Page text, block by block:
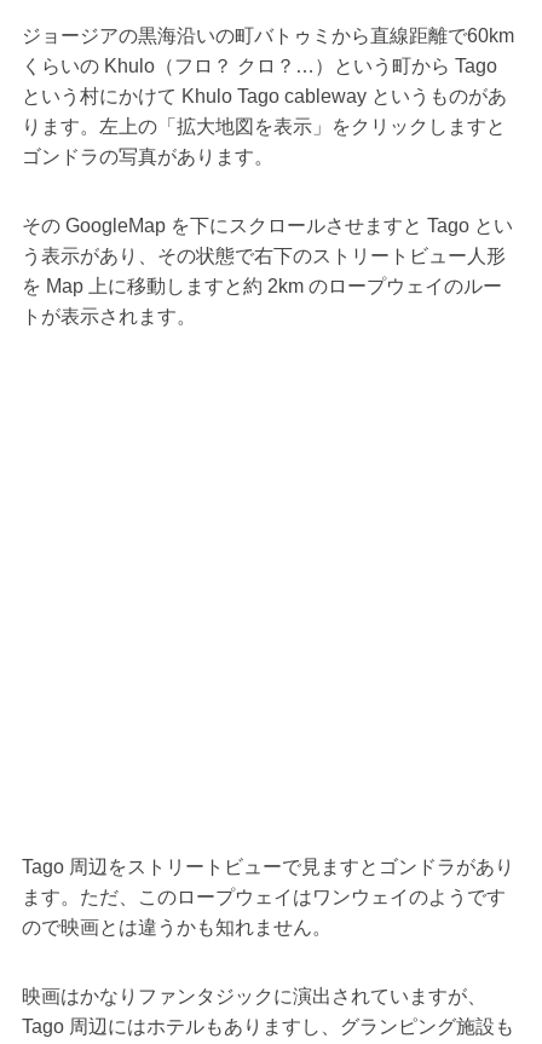
ジョージアの黒海沿いの町バトゥミから直線距離で60km
くらいの Khulo（フロ？ クロ？…）という町から Tago
という村にかけて Khulo Tago cableway というものがあ
ります。左上の「拡大地図を表示」をクリックしますと
ゴンドラの写真があります。
その GoogleMap を下にスクロールさせますと Tago とい
う表示があり、その状態で右下のストリートビュー人形
を Map 上に移動しますと約 2km のロープウェイのルー
トが表示されます。
Tago 周辺をストリートビューで見ますとゴンドラがあり
ます。ただ、このロープウェイはワンウェイのようです
ので映画とは違うかも知れません。
映画はかなりファンタジックに演出されていますが、
Tago 周辺にはホテルもありますし、グランピング施設も